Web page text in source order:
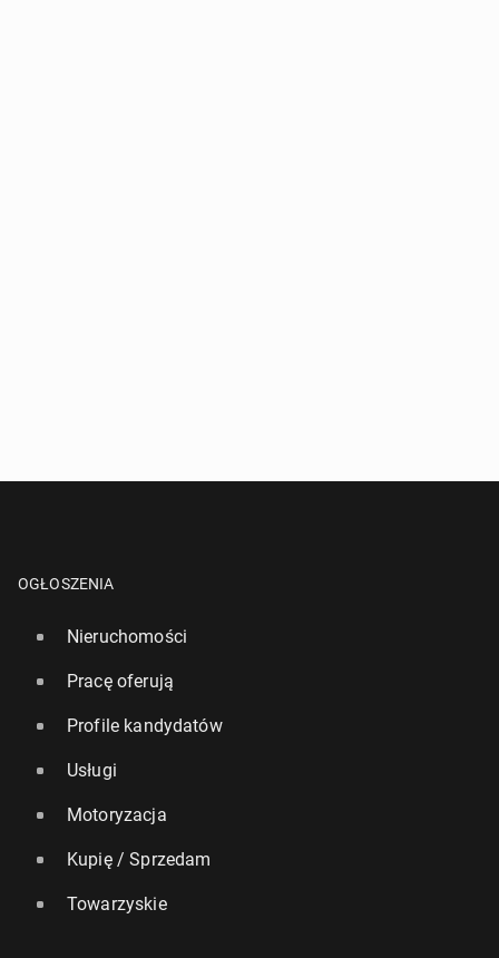
OGŁOSZENIA
Nieruchomości
Pracę oferują
Profile kandydatów
Usługi
Motoryzacja
Kupię / Sprzedam
Towarzyskie